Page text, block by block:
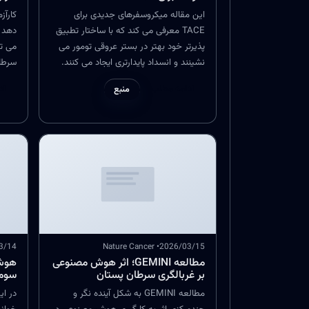
این مقاله میکروسفرهای جدیدی برای
TACE معرفی می کند که با ساختار تطبیق
پذیرتر خود بهتر در بستر عروقی تومور می
نشینند و انسداد پایدارتری ایجاد می کنند.
علاوه بر این، رهایش تدریجی داروی
ضدسرطان باعث حفظ اثر درمانی در بازه
داده که این ترکیب می تواند کنترل موضعی
منبع
دهد
می
2026/03/15
• Nature Cancer
مطالعه GEMINI؛ اثر هوش مصنوعی
بر غربالگری سرطان پستان
مطالعه GEMINI به شکل آینده نگر و
14